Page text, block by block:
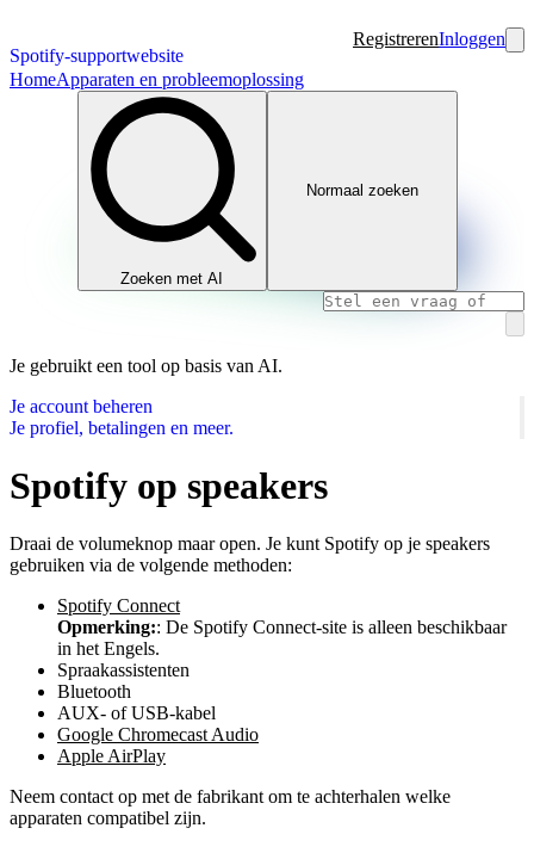
Spotify-supportwebsite
RegistrerenInloggen
HomeApparaten en probleemoplossing
Zoeken met AI
Normaal zoeken
Je gebruikt een tool op basis van AI.
Je account beheren
Je profiel, betalingen en meer.
Spotify op speakers
Draai de volumeknop maar open. Je kunt Spotify op je speakers
gebruiken via de volgende methoden:
Spotify Connect
Opmerking:: De Spotify Connect-site is alleen beschikbaar
in het Engels.
Spraakassistenten
Bluetooth
AUX- of USB-kabel
Google Chromecast Audio
Apple AirPlay
Neem contact op met de fabrikant om te achterhalen welke
apparaten compatibel zijn.